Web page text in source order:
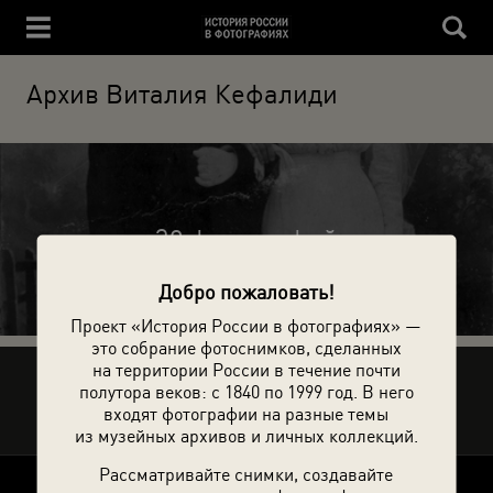
Добро пожаловать!
Проект «История России в фотографиях» —
это собрание фотоснимков, сделанных
на территории России в течение почти
полутора веков: с 1840 по 1999 год. В него
входят фотографии на разные темы
из музейных архивов и личных коллекций.
Рассматривайте снимки, создавайте
Архив Виталия Кефалиди
30 фотографий
Рассказать друзьям